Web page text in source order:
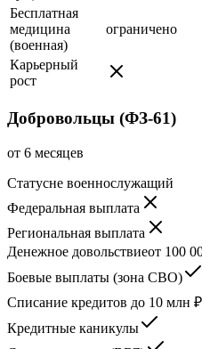
Бесплатная
медицина
(военная)
ограничено
Карьерный
рост
Добровольцы (ФЗ-61)
от 6 месяцев
Статусне военнослужащий
Федеральная выплата
Региональная выплата
Денежное довольствиеот 100
Боевые выплаты (зона СВО)
Списание кредитов до 10 млн ₽
Кредитные каникулы